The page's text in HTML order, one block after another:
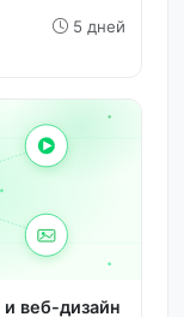
5 дней
веб-дизайн